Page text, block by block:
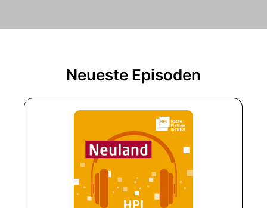
Neueste Episoden